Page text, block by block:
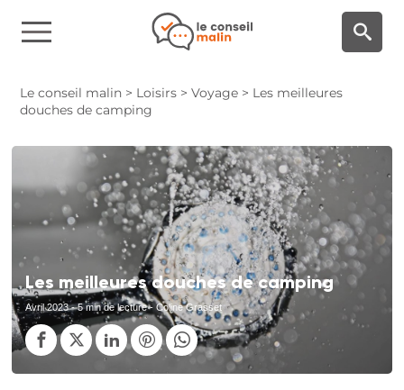
Le conseil malin > Loisirs >Voyage > Les meilleures
douches de camping
Les meilleures douches de camping
Avril 2023- 5 min de lecture - Coline Grasset